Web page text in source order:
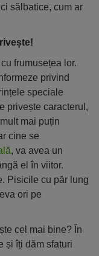
sălbatice, cum ar
frumusețea lor.
privind
speciale
privește caracterul,
mai puțin
cine se
, va avea un
el în viitor.
Pisicile cu păr lung
ori pe
cel mai bine? În
și îți dăm sfaturi